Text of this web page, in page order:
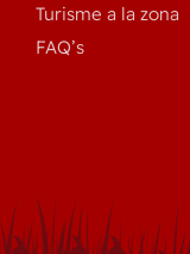
Turisme a la zona
FAQ’s